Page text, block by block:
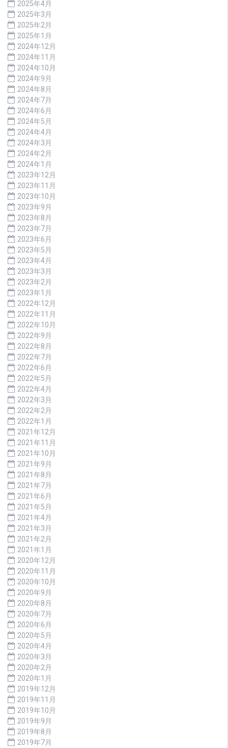
2025年4月
2025年3月
2025年2月
2025年1月
2024年12月
2024年11月
2024年10月
2024年9月
2024年8月
2024年7月
2024年6月
2024年5月
2024年4月
2024年3月
2024年2月
2024年1月
2023年12月
2023年11月
2023年10月
2023年9月
2023年8月
2023年7月
2023年6月
2023年5月
2023年4月
2023年3月
2023年2月
2023年1月
2022年12月
2022年11月
2022年10月
2022年9月
2022年8月
2022年7月
2022年6月
2022年5月
2022年4月
2022年3月
2022年2月
2022年1月
2021年12月
2021年11月
2021年10月
2021年9月
2021年8月
2021年7月
2021年6月
2021年5月
2021年4月
2021年3月
2021年2月
2021年1月
2020年12月
2020年11月
2020年10月
2020年9月
2020年8月
2020年7月
2020年6月
2020年5月
2020年4月
2020年3月
2020年2月
2020年1月
2019年12月
2019年11月
2019年10月
2019年9月
2019年8月
2019年7月